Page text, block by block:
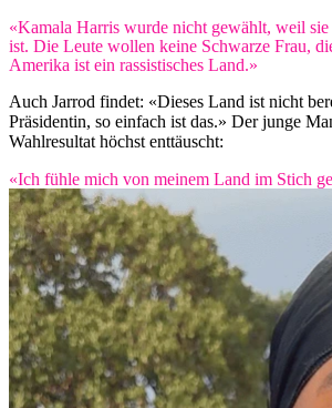
«Kamala Harris wurde nicht gewählt, weil sie
ist. Die Leute wollen keine Schwarze Frau,
Amerika ist ein rassistisches Land.»
Auch Jarrod findet: «Dieses Land ist nicht
Präsidentin, so einfach ist das.» Der junge
Wahlresultat höchst enttäuscht:
«Ich fühle mich von meinem Land im Stich